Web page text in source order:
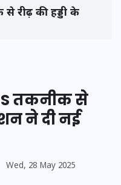
रीढ़ की हड्डी के
तकनीक से
ने दी नई
Wed, 28 May 2025